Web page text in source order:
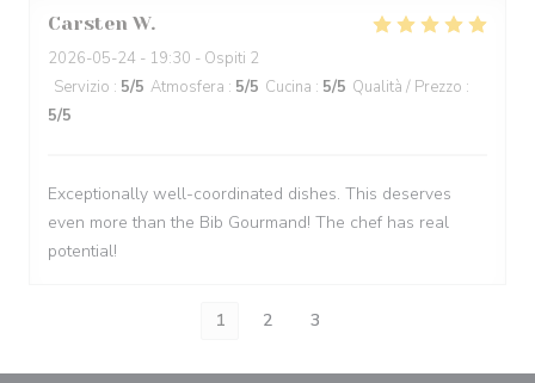
Carsten W
2026-05-24 - 19:30 - Ospiti 2
Servizio : 5/5 Atmosfera : 5/5 Cucina : 5/5 Qualità / Prezzo :
5/5
Exceptionally well-coordinated dishes. This deserves
even more than the Bib Gourmand! The chef has real
potential!
1 2 3